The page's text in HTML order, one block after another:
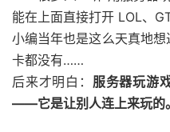
能在上面直接打开 LOL、
小编当年也是这么天真地
卡都没有……
后来才明白： 服务器玩游
——它是让别人连上来玩的。